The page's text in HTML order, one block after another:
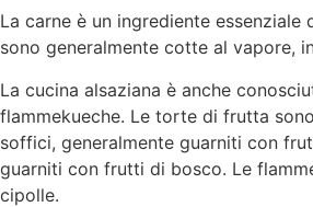
La carne è un ingrediente
sono generalmente cotte al vapore,
La cucina alsaziana è anche
flammekueche. Le torte di frutta
soffici, generalmente guarniti con
guarniti con frutti di bosco. Le
cipolle.